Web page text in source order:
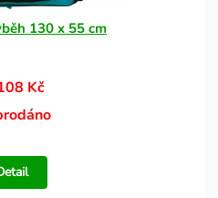
130 x 55 cm
Kč